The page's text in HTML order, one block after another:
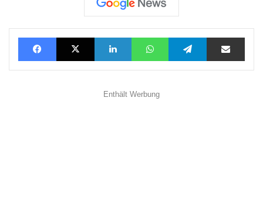
FacebookX LinkedInWhatsAppTelegramTeilen via E-Mail
Enthält Werbung